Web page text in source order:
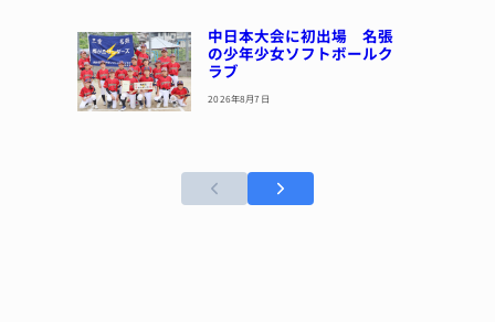
中日本大会に初出場 名張
の少年少女ソフトボールク
ラブ
2026年8月7日